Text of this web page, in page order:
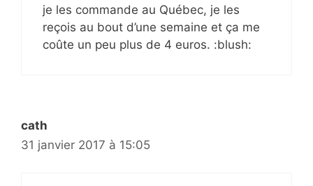
je les commande au Québec, je les
reçois au bout d’une semaine et ça me
coûte un peu plus de 4 euros. :blush:
cath
31 janvier 2017 à 15:05